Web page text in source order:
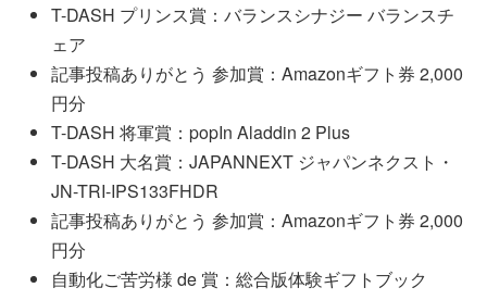
T-DASH プリンス賞：バランスシナジー バランスチ
ェア
記事投稿ありがとう 参加賞：Amazonギフト券 2,000
円分
T-DASH 将軍賞：popIn Aladdin 2 Plus
T-DASH 大名賞：JAPANNEXT ジャパンネクスト・
JN-TRI-IPS133FHDR
記事投稿ありがとう 参加賞：Amazonギフト券 2,000
円分
自動化ご苦労様 de 賞：総合版体験ギフトブック